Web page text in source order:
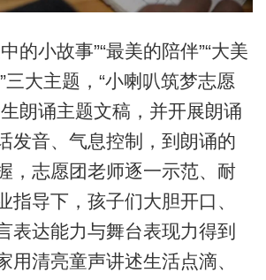
小故事”“最美的陪伴”“大美
三大主题，“小喇叭筑梦志愿
朗诵主题文稿，并开展朗诵
发音、气息控制，到朗诵的
，志愿团老师逐一示范、耐
指导下，孩子们大胆开口、
表达能力与舞台表现力得到
用清亮童声讲述生活点滴、